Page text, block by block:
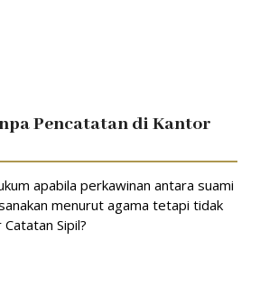
Pencatatan di Kantor
apabila perkawinan antara suami
menurut agama tetapi tidak
Sipil?